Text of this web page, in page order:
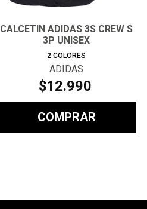
CALCETIN ADIDAS 3S CREW S
3P UNISEX
2 COLORES
ADIDAS
$12.990
COMPRAR